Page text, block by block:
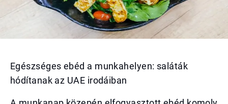
Egészséges ebéd a munkahelyen: saláták
hódítanak az UAE irodáiban